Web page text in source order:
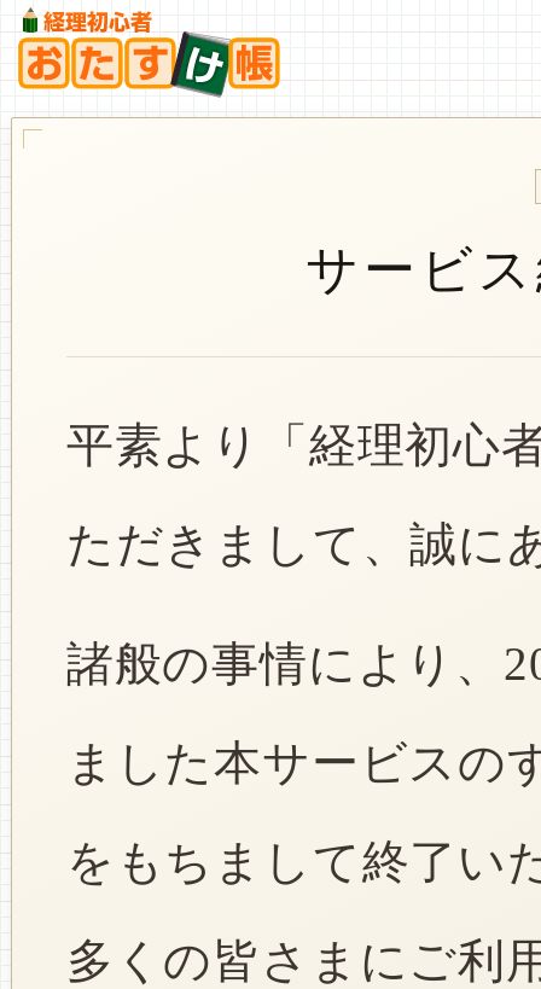
サービ
平素より「経理初心
ただきまして、誠に
諸般の事情により、
ました本サービスの
をもちまして終了い
多くの皆さまにご利